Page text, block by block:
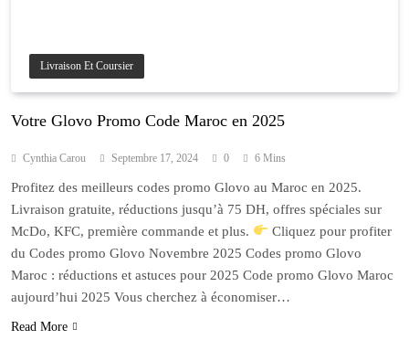
Livraison Et Coursier
Votre Glovo Promo Code Maroc en 2025
Cynthia Carou Septembre 17, 2024 0 6 Mins
Profitez des meilleurs codes promo Glovo au Maroc en 2025.
Livraison gratuite, réductions jusqu’à 75 DH, offres spéciales sur
McDo, KFC, première commande et plus.
Cliquez pour profiter
du Codes promo Glovo Novembre 2025 Codes promo Glovo
Maroc : réductions et astuces pour 2025 Code promo Glovo Maroc
aujourd’hui 2025 Vous cherchez à économiser…
Read More